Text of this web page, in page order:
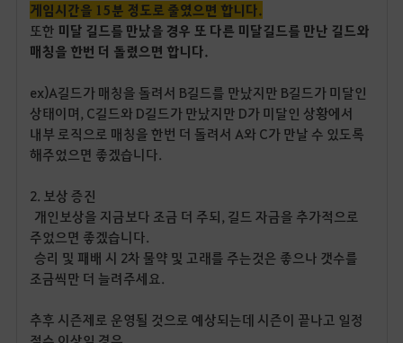
게임시간을 15분 정도로 줄였으면 합니다.
또한 미달 길드를 만났을 경우 또 다른 미달길드를 만난 길드와
매칭을 한번 더 돌렸으면 합니다.
ex)A길드가 매칭을 돌려서 B길드를 만났지만 B길드가 미달인
상태이며, C길드와 D길드가 만났지만 D가 미달인 상황에서
내부 로직으로 매칭을 한번 더 돌려서 A와 C가 만날 수 있도록
해주었으면 좋겠습니다.
2. 보상 증진
개인보상을 지금보다 조금 더 주되, 길드 자금을 추가적으로
주었으면 좋겠습니다.
승리 및 패배 시 2차 물약 및 고래를 주는것은 좋으나 갯수를
조금씩만 더 늘려주세요.
추후 시즌제로 운영될 것으로 예상되는데 시즌이 끝나고 일정